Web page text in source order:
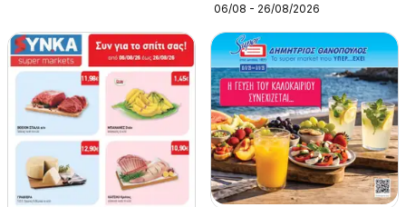
06/08 - 26/08/2026